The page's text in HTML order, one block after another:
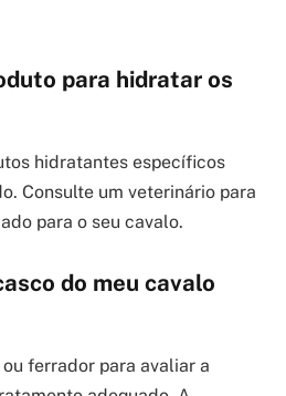
para hidratar os
hidratantes específicos
Consulte um veterinário para
para o seu cavalo.
do meu cavalo
ferrador para avaliar a